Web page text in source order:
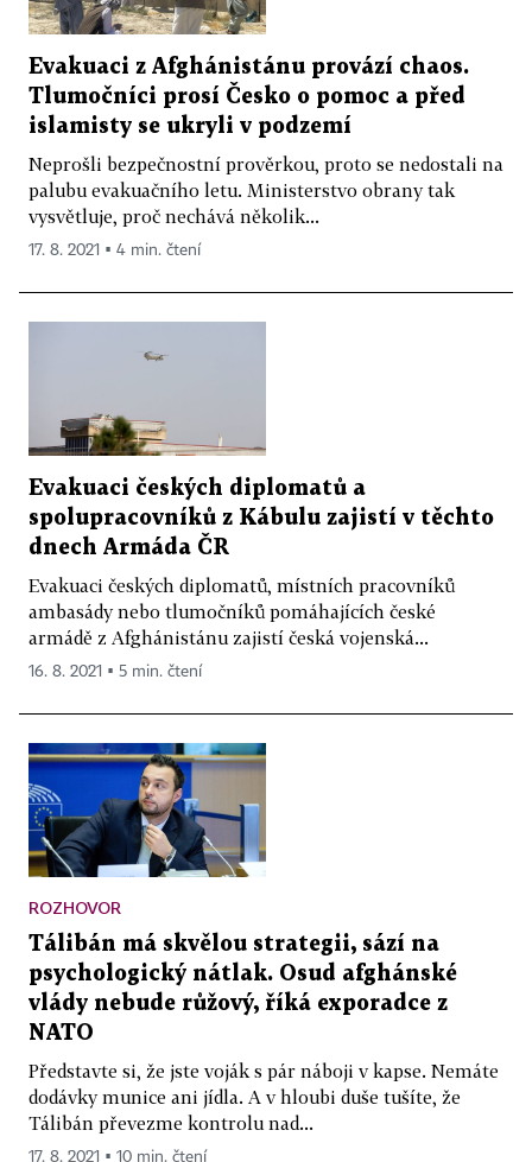
Evakuaci z Afghánistánu provází chaos.
Tlumočníci prosí Česko o pomoc a před
islamisty se ukryli v podzemí
Neprošli bezpečnostní prověrkou, proto se nedostali na
palubu evakuačního letu. Ministerstvo obrany tak
vysvětluje, proč nechává několik...
17. 8. 2021 ▪ 4 min. čtení
Evakuaci českých diplomatů a
spolupracovníků z Kábulu zajistí v těchto
dnech Armáda ČR
Evakuaci českých diplomatů, místních pracovníků
ambasády nebo tlumočníků pomáhajících české
armádě z Afghánistánu zajistí česká vojenská...
16. 8. 2021 ▪ 5 min. čtení
ROZHOVOR
Tálibán má skvělou strategii, sází na
psychologický nátlak. Osud afghánské
vlády nebude růžový, říká exporadce z
NATO
Představte si, že jste voják s pár náboji v kapse. Nemáte
dodávky munice ani jídla. A v hloubi duše tušíte, že
Tálibán převezme kontrolu nad...
17. 8. 2021 ▪ 10 min. čtení